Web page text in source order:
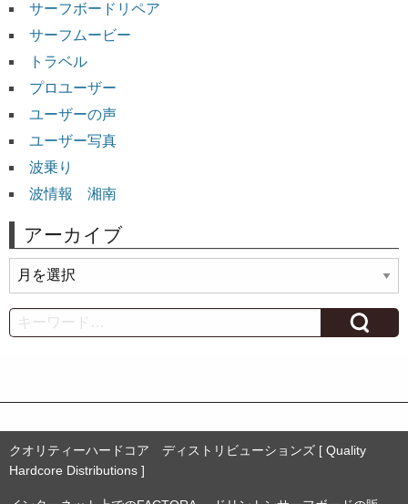
サーフボードリペア
サーフムービー
トラベル
プロユーザー
ユーザーの声
ユーザー写真
波乗り
波情報 湘南
アーカイブ
ー
カ
イ
Search
クオリティーハードコア ディストリビューションズ [ Quality
Hardcore Distributions ]